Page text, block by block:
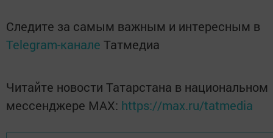
Следите за самым важным и интересным в
Telegram-канале Татмедиа
Читайте новости Татарстана в национальном
мессенджере MАХ: https://max.ru/tatmedia